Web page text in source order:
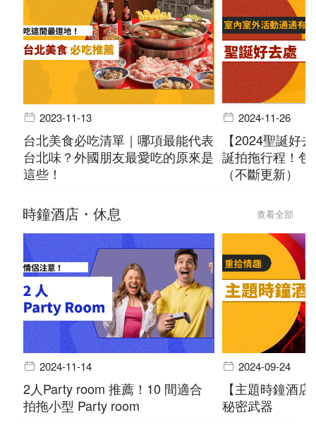
2023-11-13
台北美食必吃清單｜哪項最能代表
台北味？外國朋友最愛吃的原來是
這些！
2024-11-26
【2024聖誕好
誕拍拖行程！
（不斷更新）
時鐘酒店・休息 查看全部
2024-11-14
2人Party room 推薦！10 間適合
拍拖小型 Party room
2024-09-24
【主題時鐘酒
秘密武器